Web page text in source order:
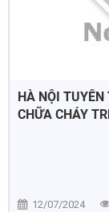
HÀ NỘI TUYÊN
CHỮA CHÁY
12/07/2024